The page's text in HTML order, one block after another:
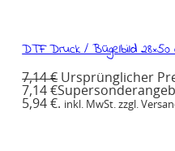
DTF Druck / Bügelbild 28×50
7,14€ Ursprünglicher
7,14 €
5,94 €. inkl. MwSt. zzgl.